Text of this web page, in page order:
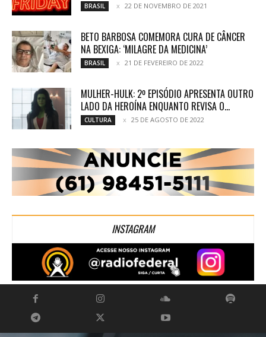
BRASIL 22 DE NOVEMBRO DE 2021
BETO BARBOSA COMEMORA CURA DE CÂNCER
NA BEXIGA: ‘MILAGRE DA MEDICINA’
BRASIL 21 DE FEVEREIRO DE 2022
MULHER-HULK: 2º EPISÓDIO APRESENTA OUTRO
LADO DA HEROÍNA ENQUANTO REVISA O...
CULTURA 25 DE AGOSTO DE 2022
INSTAGRAM